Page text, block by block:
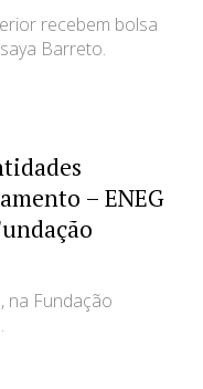
recebem bolsa
Barreto.
– ENEG
na Fundação